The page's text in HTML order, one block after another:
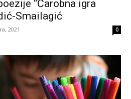
“Čarobna igra
Smailagić
2021 0